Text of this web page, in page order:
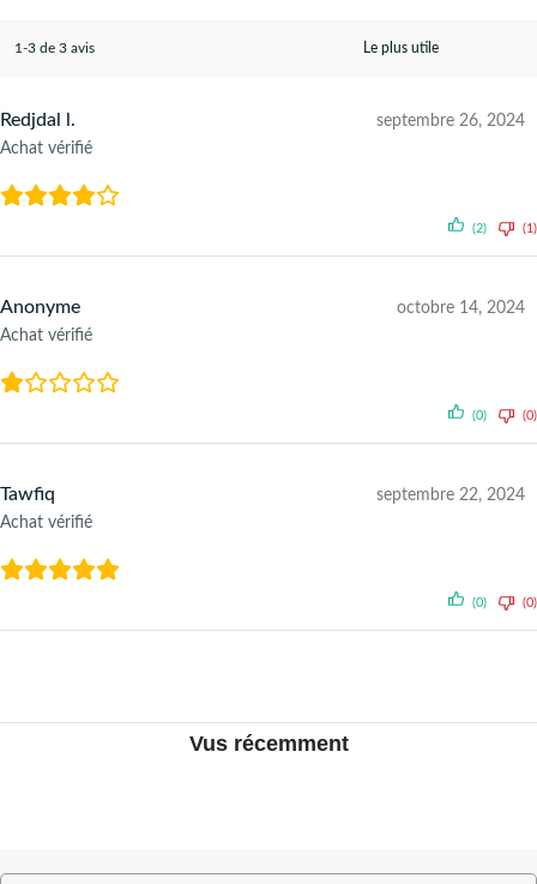
1-3 de 3 avis
Redjdal l.
Achat vérifié
septembre 26, 2024
(2) (1)
Anonyme
Achat vérifié
octobre 14, 2024
(0) (0)
Tawfiq
Achat vérifié
septembre 22, 2024
(0) (0)
Vus récemment